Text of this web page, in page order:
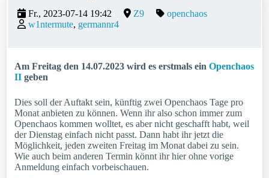
Fr., 2023-07-14 19:42 Z9
openchaos
w1ntermute germannr4
Am Freitag den 14.07.2023 wird es erstmals einOpenchaos
II geben
Dies soll der Auftakt sein, künftig zwei Openchaos Tage pro
Monat anbieten zu können. Wenn ihr also schon immer zum
Openchaos kommen wolltet, es aber nicht geschafft habt, weil
der Dienstag einfach nicht passt. Dann habt ihr jetzt die
Möglichkeit, jeden zweiten Freitag im Monat dabei zu sein.
Wie auch beim anderen Termin könnt ihr hier ohne vorige
Anmeldung einfach vorbeischauen.